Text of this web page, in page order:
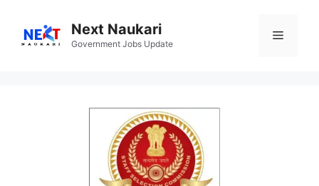
content
Next Naukari
Government Jobs Update
Menu